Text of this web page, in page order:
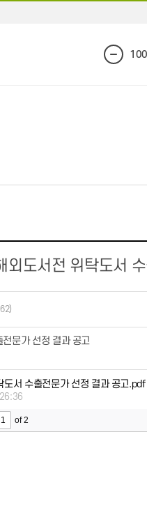
화
도서전 위탁도서
문가 선정 결과 공고
서 수출전문가 선정 결과 공고.pdf